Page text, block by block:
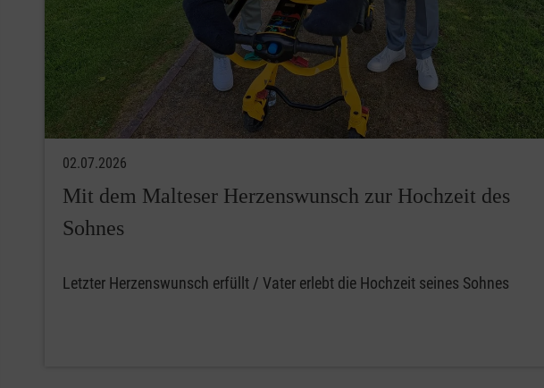
02.07.2026
Mit dem Malteser Herzenswunsch zur Hochzeit des
Sohnes
Letzter Herzenswunsch erfüllt / Vater erlebt die Hochzeit seines Sohnes